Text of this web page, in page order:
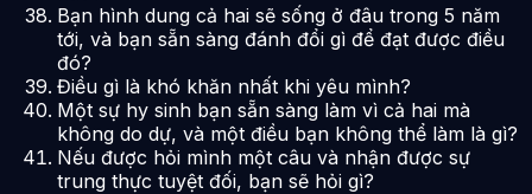
Bạn hình dung cả hai sẽ sống ở đâu trong 5 năm
tới, và bạn sẵn sàng đánh đổi gì để đạt được điều
đó?
Điều gì là khó khăn nhất khi yêu mình?
Một sự hy sinh bạn sẵn sàng làm vì cả hai mà
không do dự, và một điều bạn không thể làm là gì?
Nếu được hỏi mình một câu và nhận được sự
trung thực tuyệt đối, bạn sẽ hỏi gì?